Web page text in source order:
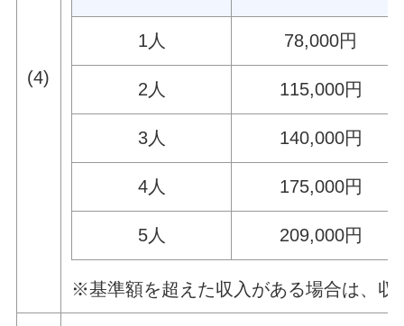
(4)
1人 78,000円
2人 115,000円
3人 140,000円
4人 175,000円
5人 209,000円
※基準額を超えた収入がある場合は、収